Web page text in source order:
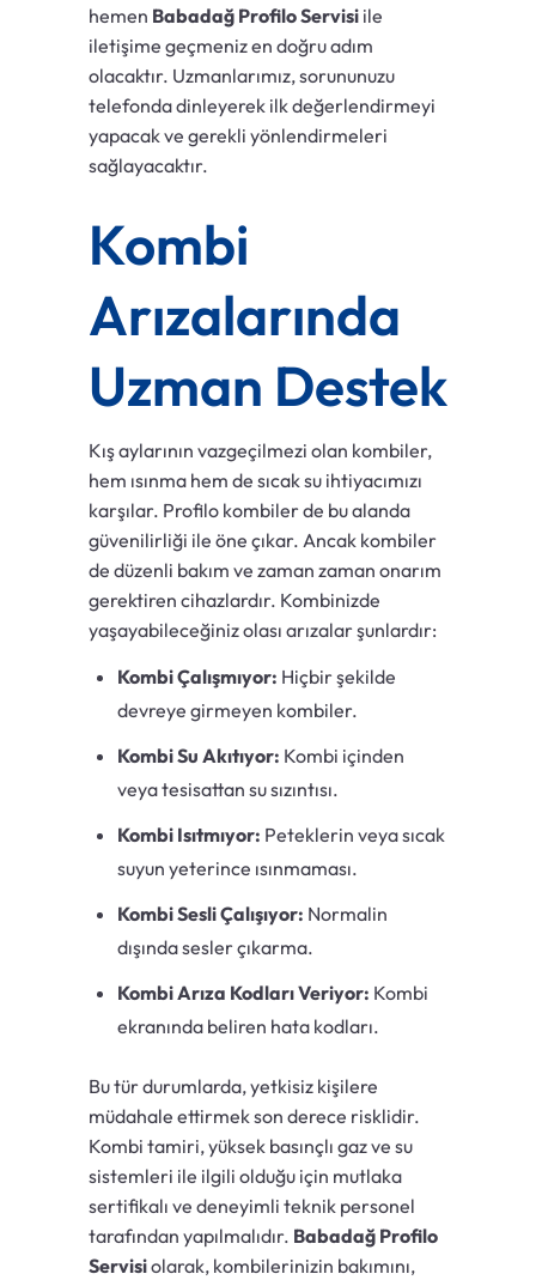
hemen Babadağ Profilo Servisi ile
iletişime geçmeniz en doğru adım
olacaktır. Uzmanlarımız, sorununuzu
telefonda dinleyerek ilk değerlendirmeyi
yapacak ve gerekli yönlendirmeleri
sağlayacaktır.
Kombi
Arızalarında
Uzman Destek
Kış aylarının vazgeçilmezi olan kombiler,
hem ısınma hem de sıcak su ihtiyacımızı
karşılar. Profilo kombiler de bu alanda
güvenilirliği ile öne çıkar. Ancak kombiler
de düzenli bakım ve zaman zaman onarım
gerektiren cihazlardır. Kombinizde
yaşayabileceğiniz olası arızalar şunlardır:
Kombi Çalışmıyor: Hiçbir şekilde
devreye girmeyen kombiler.
Kombi Su Akıtıyor: Kombi içinden
veya tesisattan su sızıntısı.
Kombi Isıtmıyor: Peteklerin veya sıcak
suyun yeterince ısınmaması.
Kombi Sesli Çalışıyor: Normalin
dışında sesler çıkarma.
Kombi Arıza Kodları Veriyor: Kombi
ekranında beliren hata kodları.
Bu tür durumlarda, yetkisiz kişilere
müdahale ettirmek son derece risklidir.
Kombi tamiri, yüksek basınçlı gaz ve su
sistemleri ile ilgili olduğu için mutlaka
sertifikalı ve deneyimli teknik personel
tarafından yapılmalıdır. Babadağ Profilo
Servisiolarak, kombilerinizin bakımını,